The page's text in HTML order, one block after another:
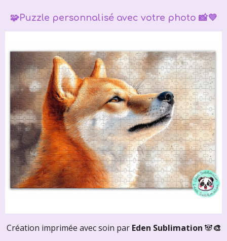
🧩Puzzle personnalisé avec votre photo 📸💜
Création imprimée avec soin par Eden Sublimation 🐼🎨